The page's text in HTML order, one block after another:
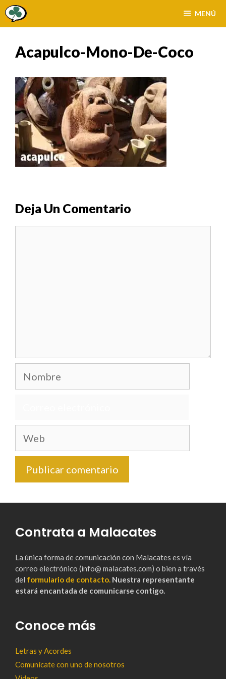
Saltar
MENÚ
Acapulco-Mono-De-Coco
Deja Un Comentario
Nombre
Web
Contrata a Malacates
La única forma de comunicación con Malacates es vía
correo electrónico (info@ malacates.com) o bien a través
del formulario de contacto. Nuestra representante
estará encantada de comunicarse contigo.
Conoce más
Letras y Acordes
Comunícate con uno de nosotros